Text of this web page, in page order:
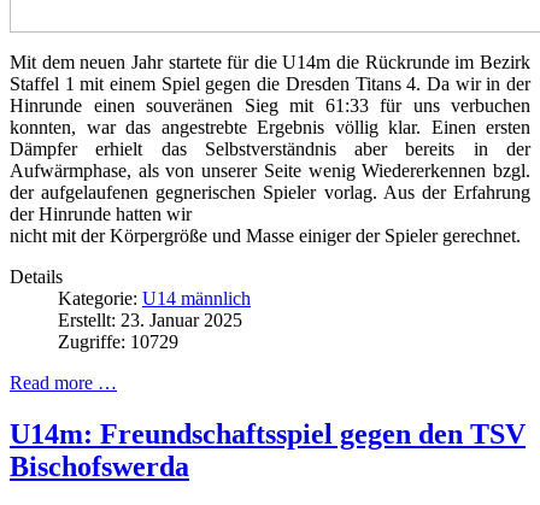
Mit dem neuen Jahr startete für die U14m die Rückrunde im Bezirk
Staffel 1 mit einem Spiel gegen die Dresden Titans 4. Da wir in der
Hinrunde einen souveränen Sieg mit 61:33 für uns verbuchen
konnten, war das angestrebte Ergebnis völlig klar. Einen ersten
Dämpfer erhielt das Selbstverständnis aber bereits in der
Aufwärmphase, als von unserer Seite wenig Wiedererkennen bzgl.
der aufgelaufenen gegnerischen Spieler vorlag. Aus der Erfahrung
der Hinrunde hatten wir
nicht mit der Körpergröße und Masse einiger der Spieler gerechnet.
Details
Kategorie: U14 männlich
Erstellt: 23. Januar 2025
Zugriffe: 10729
Read more …
U14m: Freundschaftsspiel gegen den TSV
Bischofswerda